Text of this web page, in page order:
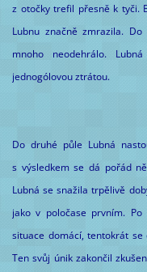
z otočky trefil přesně k tyči.
Lubnu značně zmrazila.
mnoho neodehrálo.
jednogólovou ztrátou.
Do druhé půle Lubná
s výsledkem se dá pořád
Lubná se snažila trpělivě
jako v poločase prvním.
situace domácí, tentokrát
Ten svůj únik zakončil